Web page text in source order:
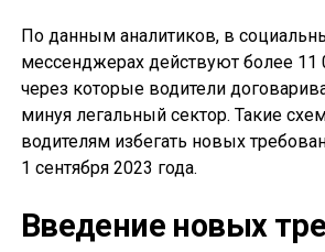
По данным аналитиков, в
мессенджерах действуют более 11
через которые водители
минуя легальный сектор. Такие
водителям избегать новых
1 сентября 2023 года.
Введение новых